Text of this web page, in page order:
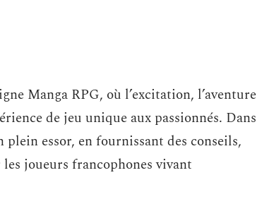
Manga RPG, où l’excitation, l’aventure
de jeu unique aux passionnés. Dans
essor, en fournissant des conseils,
joueurs francophones vivant